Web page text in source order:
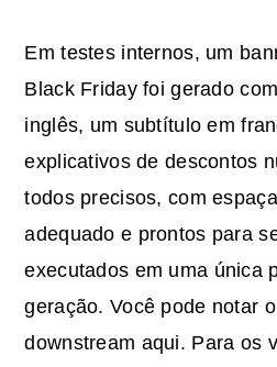
Em testes internos, um
Black Friday foi gerado
inglês, um subtítulo em
explicativos de descontos
todos precisos, com
adequado e prontos para
executados em uma única
geração. Você pode notar
downstream aqui. Para os